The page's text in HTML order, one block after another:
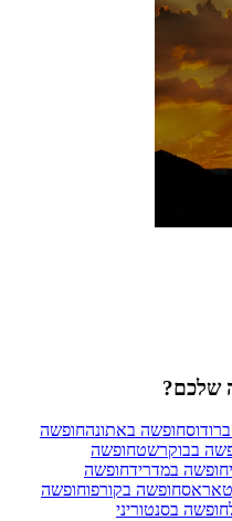
שלכם?
חופשה באתונהחופשה
בבוקרשטחופשה
חופשה במדרידחופשה
חופשה בקורפוחופשה
חופשה בסנטוריני